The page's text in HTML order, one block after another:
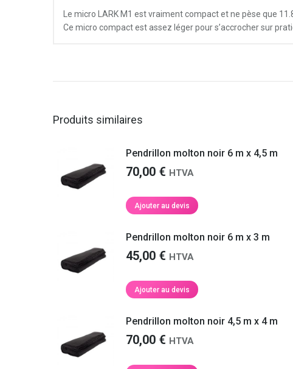
Le micro LARK M1 est vraiment compact et ne pèse que
Ce micro compactestassez légerpours’accrocher sur
Produits similaires
Pendrillon molton noir 6 m x 4,5 m
70,00 € HTVA
Ajouter au devis
Pendrillon molton noir 6 m x 3 m
45,00 € HTVA
Ajouter au devis
Pendrillon molton noir 4,5 m x 4 m
70,00 € HTVA
tout particulièrement pour
votre service.